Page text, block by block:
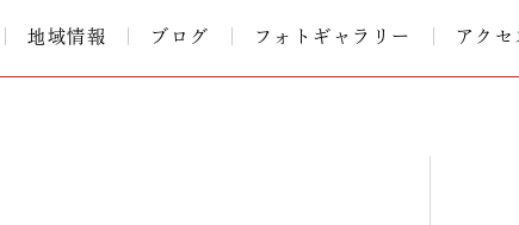
地域情報 ブログ フォトギャラリー アクセ